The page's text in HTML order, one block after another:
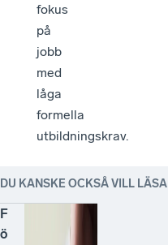
fokus
på
jobb
med
låga
formella
utbildningskrav.
DU KANSKE OCKSÅ VILL LÄSA
F
ö